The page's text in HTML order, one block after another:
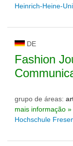
Heinrich-Heine-
DE
Fashion
grupo de áreas:
mais informação »
Hochschule